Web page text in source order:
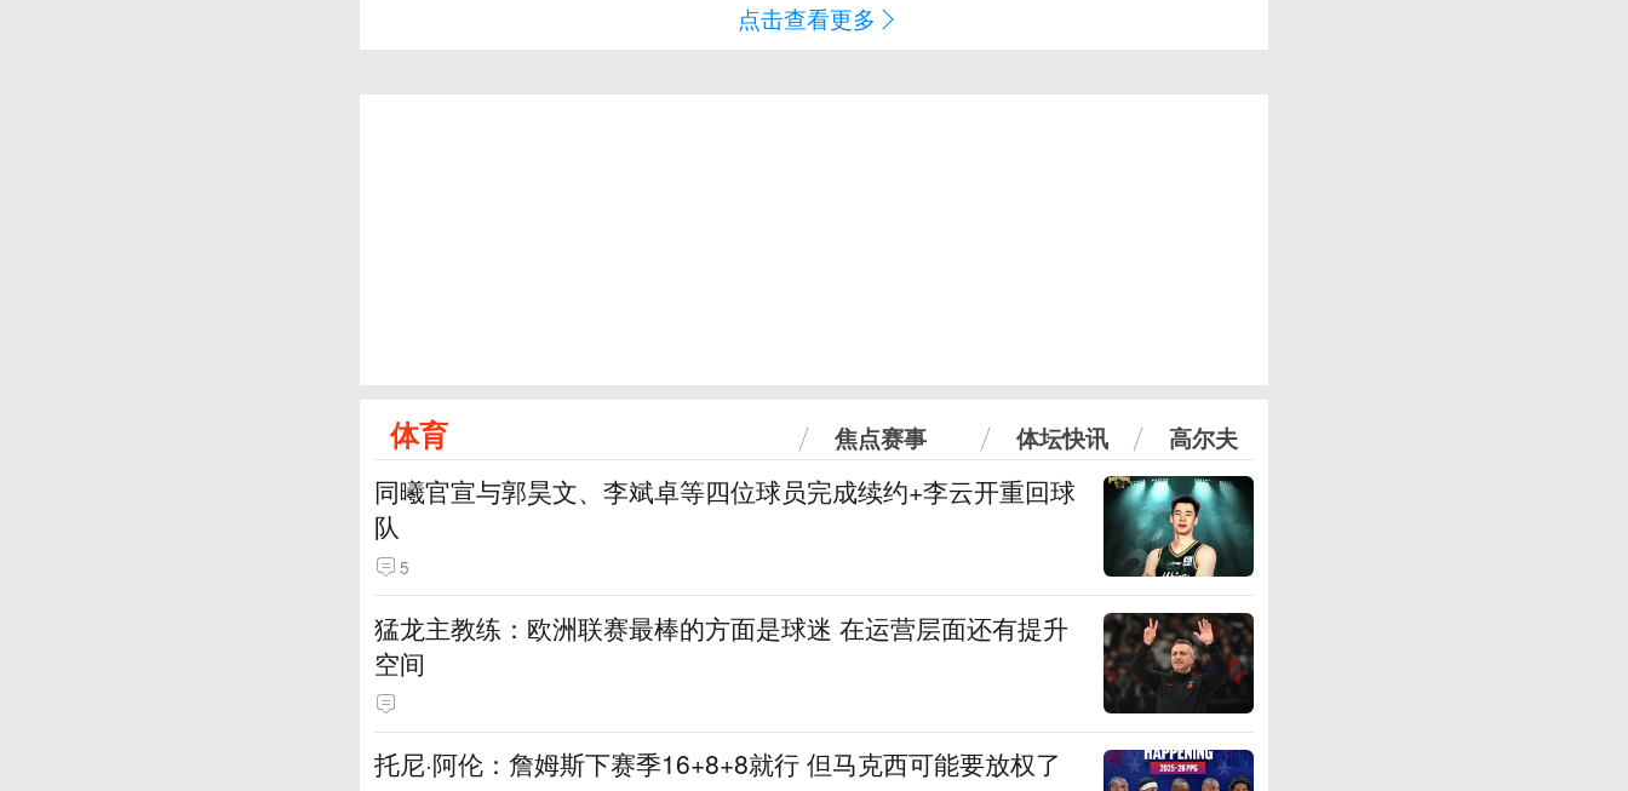
点击查看更多
体育 焦点赛事 体坛快讯 高尔夫
同曦官宣与郭昊文、李斌卓等四位球员完成续约+李云开重回球
队
5
猛龙主教练：欧洲联赛最棒的方面是球迷 在运营层面还有提升
空间
托尼·阿伦：詹姆斯下赛季16+8+8就行 但马克西可能要放权了